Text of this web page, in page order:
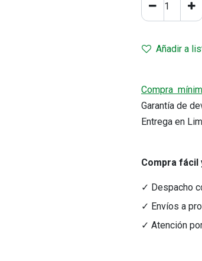
Añadir a
Compra
Garantía de
Entrega en
Compra fácil
✓ Despacho
✓ Envíos a
✓ Atención